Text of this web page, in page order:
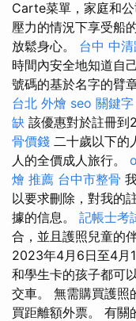
Carte菜單，家庭和
壓力的情況下享受船
放鬆身心。 台中 中
時間內安全地知道自
號碼的基於名字的臂
台北 外燴 seo 關鍵字
缺 該優惠對於註冊到
骨價錢 二十歲以下的
人的全價成人旅行。
燴 推薦 台中市整骨
以要求刪除，對我的
據的信息。 記帳士考
合，並且護照兒童的
2023年4月6日至4月
和學生卡的孩子都可
交車。 無需購買護照
買距離額外票。 有關